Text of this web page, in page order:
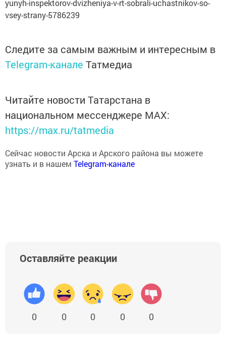
yunyh-inspektorov-dvizheniya-v-rt-sobrali-uchastnikov-so-
vsey-strany-5786239
Следите за самым важным и интересным в
Telegram-канале Татмедиа
Читайте новости Татарстана в
национальном мессенджере MАХ:
https://max.ru/tatmedia
Сейчас новости Арска и Арского района вы можете
узнать и в нашем Telegram-канале
Оставляйте реакции
0 0 0 0 0